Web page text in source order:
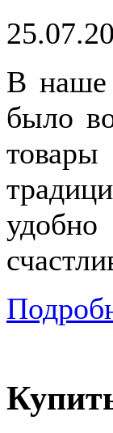
В наше
было